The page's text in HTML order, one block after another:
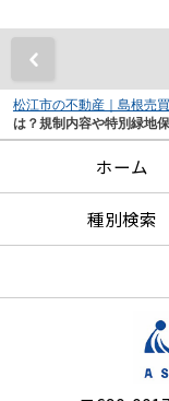
松江市の不動産｜島根売
は？規制内容や特別緑地
ホーム
種別検索